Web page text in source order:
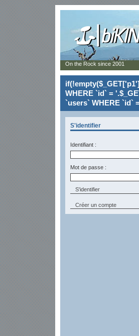
WHERE `id` =
`users` WHERE `id`
S'identifier
Identifiant :
Mot de passe :
Créer un compte
On the Rock since 2001